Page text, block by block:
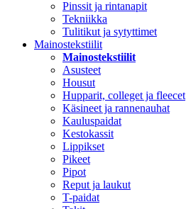
Pinssit ja rintanapit
Tekniikka
Tulitikut ja sytyttimet
Mainostekstiilit
Mainostekstiilit
Asusteet
Housut
Hupparit, colleget ja fleecet
Käsineet ja rannenauhat
Kauluspaidat
Kestokassit
Lippikset
Pikeet
Pipot
Reput ja laukut
T-paidat